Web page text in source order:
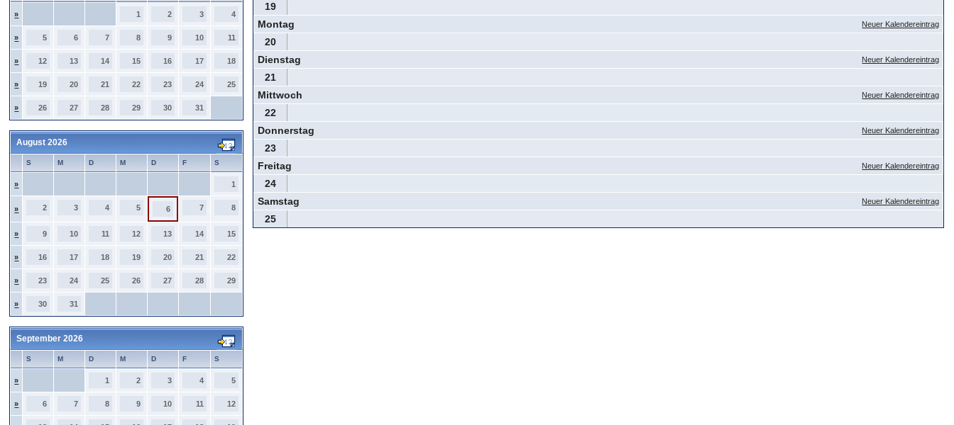
» 1 2 3 4
» 5 6 7 8 9 10 11
» 12 13 14 15 16 17 18
» 19 20 21 22 23 24 25
» 26 27 28 29 30 31
August 2026
S M D M D F S
» 1
» 2 3 4 5 6 7 8
» 9 10 11 12 13 14 15
» 16 17 18 19 20 21 22
» 23 24 25 26 27 28 29
» 30 31
September 2026
S M D M D F S
» 1 2 3 4 5
» 6 7 8 9 10 11 12
19
Neuer Kalendereintrag
Montag
20
Neuer Kalendereintrag
Dienstag
21
Neuer Kalendereintrag
Mittwoch
22
Neuer Kalendereintrag
Donnerstag
23
Neuer Kalendereintrag
Freitag
24
Neuer Kalendereintrag
Samstag
25